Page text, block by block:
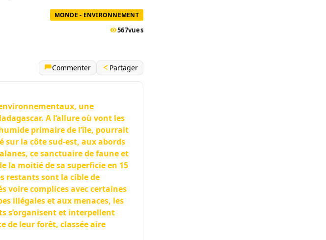
MONDE - ENVIRONNEMENT
567vues
Commenter Partager
une
A l’allure où vont les
primaire de l’île, pourrait
sur la côte sud-est, aux abords
ce sanctuaire de faune et
la moitié de sa superficie en 15
restants sont la cible de
voire complices avec certaines
illégales et aux menaces, les
s’organisent et interpellent
de leur forêt, classée aire